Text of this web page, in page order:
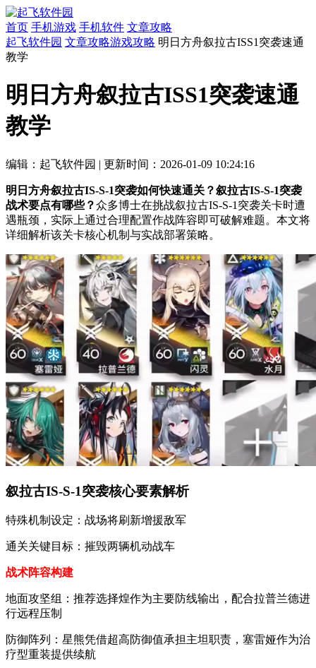
首页 手机游戏 手机软件 文章攻略
起飞软件园 文章攻略游戏攻略 明日方舟叙拉古ISS1突袭速通
教学
明日方舟叙拉古ISS1突袭速通
教学
编辑：起飞软件园 | 更新时间：2026-01-09 10:24:16
明日方舟叙拉古IS-S-1突袭如何快速通关？叙拉古IS-S-1突袭
战术要点有哪些？众多博士在挑战叙拉古IS-S-1突袭关卡时遭
遇瓶颈，实际上通过合理配置作战阵容即可破解难题。本文将
详细解析该关卡核心机制与实战部署策略。
叙拉古IS-S-1突袭核心要素解析
特殊机制设定：战场将刷新增援敌军
通关关键目标：摧毁两辆机动战车
战术阵容构建
地面攻坚组：推荐选择煌作为主要防线输出，配合拉普兰德进
行远程压制
防御阵列：星熊凭借超高防御值承担主坦职责，塞雷娅作为治
疗型重装提供续航